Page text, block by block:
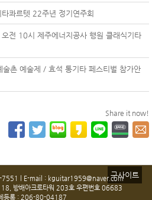
콰르텟 22주년 정기연주회
전 10시 제주에너지공사 행원 클래식기타
촌 예술제 / 효석 통기타 페스티벌 참가안
Share it now!
구사이트
7551 l E-mail : kguitar1959@naver.com
18, 방배아크로타워 203호 우편번호 06683
등록 : 206-80-04187